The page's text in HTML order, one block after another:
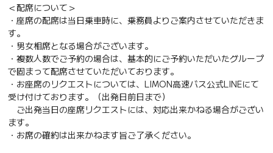
＜配席について＞
・座席の配席は当日乗車時に、乗務員よりご案内させていただきま
す。
・男女相席となる場合がございます。
・複数人数でご予約の場合は、基本的にご予約いただいたグループ
で固まって配席させていただいております。
・お座席のリクエストについては、LIMON高速バス公式LINEにて
受け付けております。（出発日前日まで）
ご出発当日の座席リクエストには、対応出来かねる場合がござい
ます。
・お席の確約は出来かねます旨ご了承ください。